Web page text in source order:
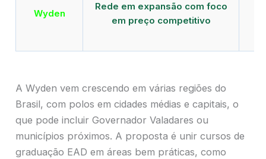
Wyden
Rede em expansão com foco
em preço competitivo
A Wyden vem crescendo em várias regiões do
Brasil, com polos em cidades médias e capitais, o
que pode incluir Governador Valadares ou
municípios próximos. A proposta é unir cursos de
graduação EAD em áreas bem práticas, como